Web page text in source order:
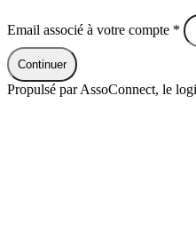
Email associé à votre compte *
Continuer
Propulsé par AssoConnect, le